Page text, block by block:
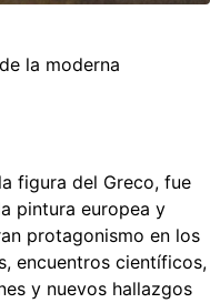
la moderna
figura del Greco, fue
pintura europea y
protagonismo en los
encuentros científicos,
y nuevos hallazgos